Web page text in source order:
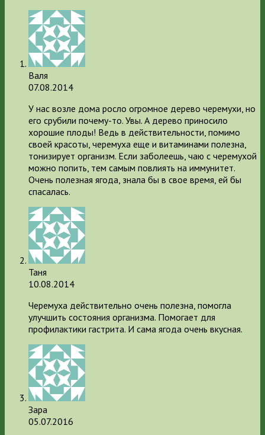
Валя
07.08.2014
У нас возле дома росло огромное дерево черемухи, но
его срубили почему-то. Увы. А дерево приносило
хорошие плоды! Ведь в действительности, помимо
своей красоты, черемуха еще и витаминами полезна,
тонизирует организм. Если заболеешь, чаю с черемухой
можно попить, тем самым повлиять на иммунитет.
Очень полезная ягода, знала бы в свое время, ей бы
спасалась.
Таня
10.08.2014
Черемуха действительно очень полезна, помогла
улучшить состояния организма. Помогает для
профилактики гастрита. И сама ягода очень вкусная.
Зара
05.07.2016